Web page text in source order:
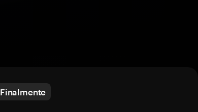
Finalmente